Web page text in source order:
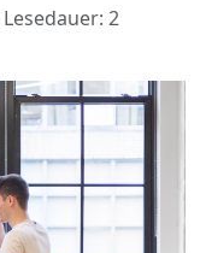
Lesedauer: 2